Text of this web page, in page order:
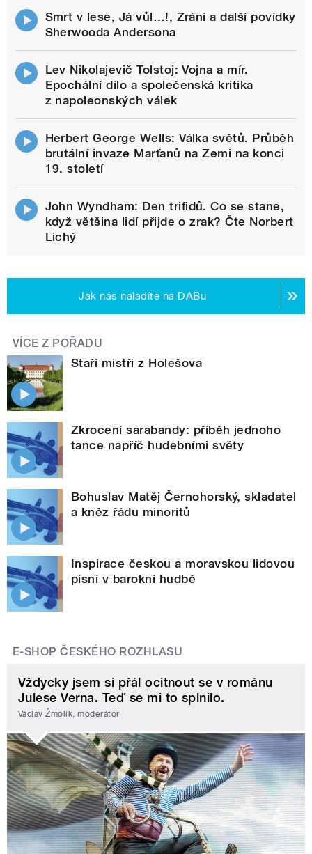
Smrt v lese, Já vůl…!, Zrání a další povídky
Sherwooda Andersona
Lev Nikolajevič Tolstoj: Vojna a mír.
Epochální dílo a společenská kritika
z napoleonských válek
Herbert George Wells: Válka světů. Průběh
brutální invaze Marťanů na Zemi na konci
19. století
John Wyndham: Den trifidů. Co se stane,
když většina lidí přijde o zrak? Čte Norbert
Lichý
Jak nás naladíte na DABu
VÍCE Z POŘADU
Staří mistři z Holešova
Zkrocení sarabandy: příběh jednoho
tance napříč hudebními světy
Bohuslav Matěj Černohorský, skladatel
a kněz řádu minoritů
Inspirace českou a moravskou lidovou
písní v barokní hudbě
E-SHOP ČESKÉHO ROZHLASU
Vždycky jsem si přál ocitnout se v románu
Julese Verna. Teď se mi to splnilo.
Václav Žmolík, moderátor